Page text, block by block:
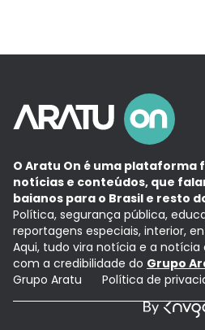
O Aratu On é uma plataforma
notícias e conteúdos, que
baianos para o Brasil e resto
Política, segurança pública,
reportagens especiais, interior,
Aqui, tudo vira notícia e a
com a credibilidade do Grupo
Grupo Aratu
Política de